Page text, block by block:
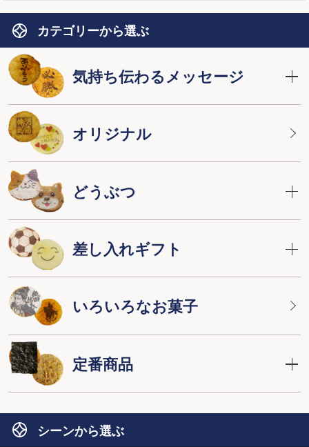
カテゴリーから選ぶ
気持ち伝わるメッセージ
オリジナル
どうぶつ
差し入れギフト
いろいろなお菓子
定番商品
シーンから選ぶ